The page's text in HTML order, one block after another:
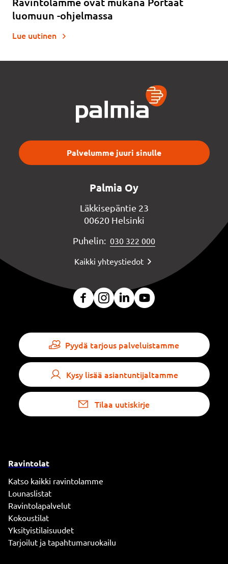
luomuun -ohjelmassa
Lue uutinen
Palvelumme juuri sinulle
Palmia Oy
Läkkisepäntie 23
00620 Helsinki
Puhelin: 030 322 000
Kaikki yhteystiedot
Pyydä tarjous palveluistamme
Kysy lisää asiantuntijaltamme
Tilaa uutiskirje
Ravintolat
Katso kaikki ravintolamme
Lounaslistat
Ravintolapalvelut
Kokoustilat
Yksityistilaisuudet
Tarjoilut ja tapahtumaruokailu